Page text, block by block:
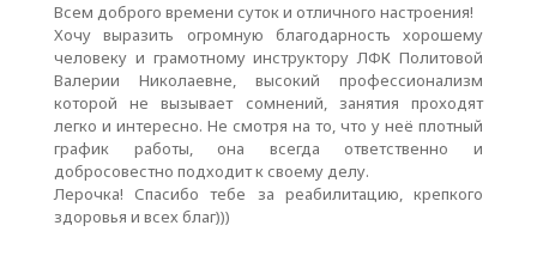
Всем доброго времени суток и отличного настроения!
Хочу выразить огромную благодарность хорошему
человеку и грамотному инструктору ЛФК Политовой
Валерии Николаевне, высокий профессионализм
которой не вызывает сомнений, занятия проходят
легко и интересно. Не смотря на то, что у неё плотный
график работы, она всегда ответственно и
добросовестно подходит к своему делу.
Лерочка! Спасибо тебе за реабилитацию, крепкого
здоровья и всех благ)))